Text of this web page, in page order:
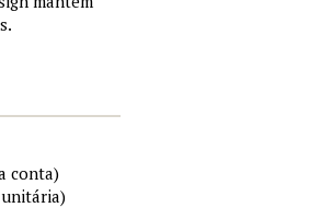
conta)